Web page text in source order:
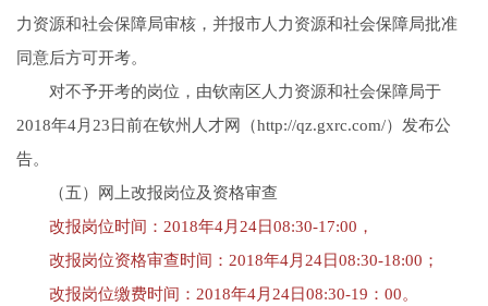
力资源和社会保障局审核，并报市人力资源和社会保障局批准
同意后方可开考。
对不予开考的岗位，由钦南区人力资源和社会保障局于
2018年4月23日前在钦州人才网（http://qz.gxrc.com/）发布公
告。
（五）网上改报岗位及资格审查
改报岗位时间：2018年4月24日08:30-17:00，
改报岗位资格审查时间：2018年4月24日08:30-18:00；
改报岗位缴费时间：2018年4月24日08:30-19：00。